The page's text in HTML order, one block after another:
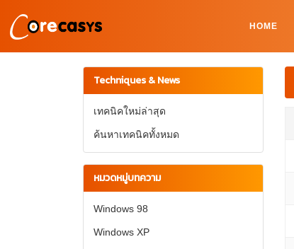
HOME
Techniques & News
เทคนิคใหม่ล่าสุด
ค้นหาเทคนิคทั้งหมด
หมวดหมู่บทความ
Windows 98
Windows XP